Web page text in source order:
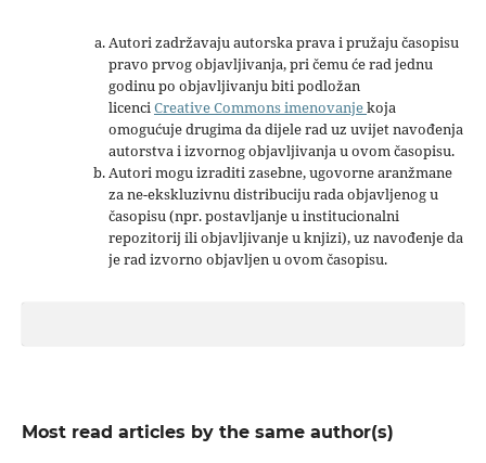
Autori zadržavaju autorska prava i pružaju časopisu
pravo prvog objavljivanja, pri čemu će rad jednu
godinu po objavljivanju biti podložan
licenciCreative Commons imenovanjekoja
omogućuje drugima da dijele rad uz uvijet navođenja
autorstva i izvornog objavljivanja u ovom časopisu.
Autori mogu izraditi zasebne, ugovorne aranžmane
za ne-ekskluzivnu distribuciju rada objavljenog u
časopisu (npr. postavljanje u institucionalni
repozitorij ili objavljivanje u knjizi), uz navođenje da
je rad izvorno objavljen u ovom časopisu.
Most read articles by the same author(s)